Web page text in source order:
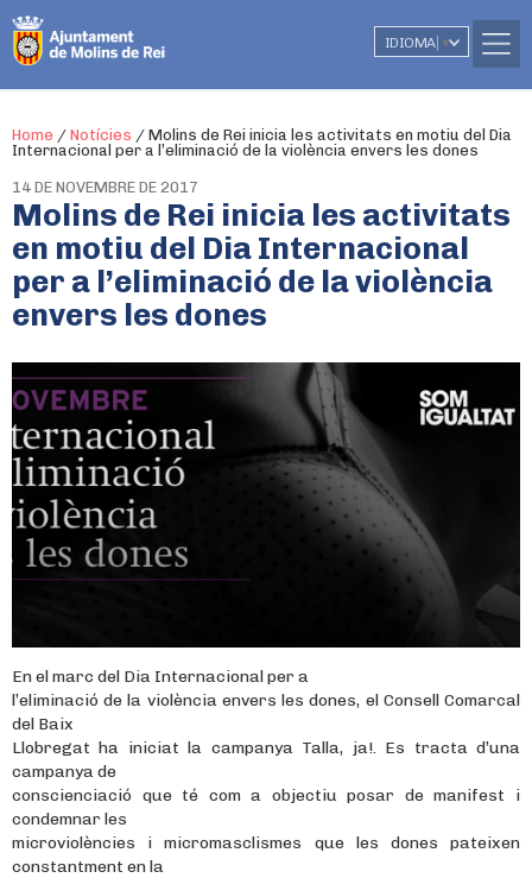
IDIOMA ▼
Home / Notícies / Molins de Rei inicia les activitats en motiu del Dia
Internacional per a l’eliminació de la violència envers les dones
14 DE NOVEMBRE DE 2017
Molins de Rei inicia les activitats
en motiu del Dia Internacional
per a l’eliminació de la violència
envers les dones
En el marc del Dia Internacional per a
l’eliminació de la violència envers les dones, el Consell Comarcal
del Baix
Llobregat ha iniciat la campanya Talla, ja!. Es tracta d’una
campanya de
conscienciació que té com a objectiu posar de manifest i
condemnar les
microviolències i micromasclismes que les dones pateixen
constantment en la